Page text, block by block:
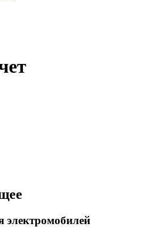
электромобилей